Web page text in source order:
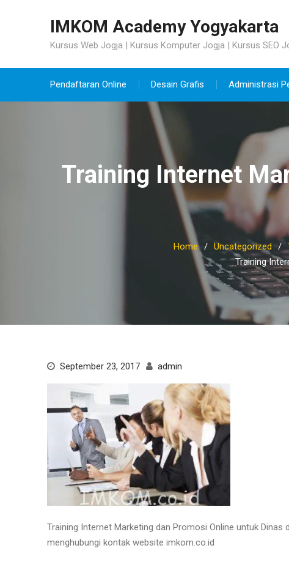
IMKOM Academy Yogyakarta
Kursus Web Jogja | Kursus Komputer Jogja | Kursus SEO
Pendaftaran Online Desain Grafis Administrasi
Training Internet
Home Uncategorized
Training
September 23, 2017 admin
Training Internet Marketing dan Promosi Online untuk
menghubungi kontak website imkom.co.id